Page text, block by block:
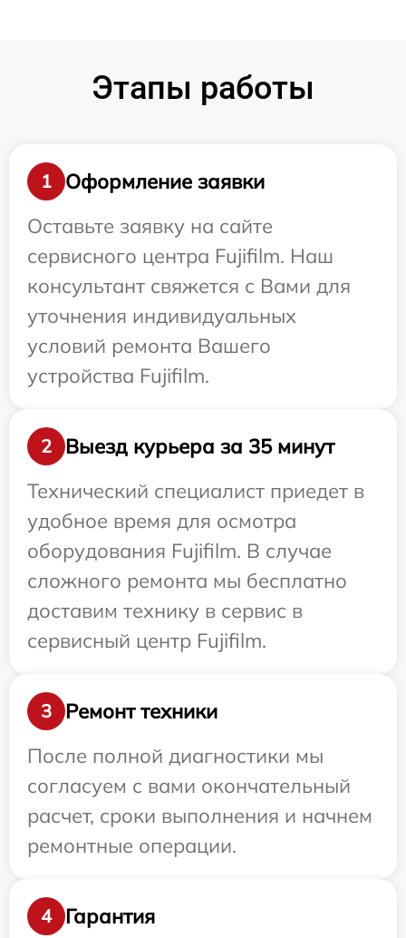
Этапы работы
1
Оформление заявки
Оставьте заявку на сайте
сервисного центра Fujifilm. Наш
консультант свяжется с Вами для
уточнения индивидуальных
условий ремонта Вашего
устройства Fujifilm.
2
Выезд курьера за 35 минут
Технический специалист приедет в
удобное время для осмотра
оборудования Fujifilm. В случае
сложного ремонта мы бесплатно
доставим технику в сервис в
сервисный центр Fujifilm.
3
Ремонт техники
После полной диагностики мы
согласуем с вами окончательный
расчет, сроки выполнения и начнем
ремонтные операции.
4 Гарантия